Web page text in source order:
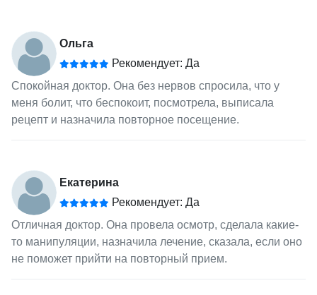
Ольга
Рекомендует: Да
Спокойная доктор. Она без нервов спросила, что у
меня болит, что беспокоит, посмотрела, выписала
рецепт и назначила повторное посещение.
Екатерина
Рекомендует: Да
Отличная доктор. Она провела осмотр, сделала какие-
то манипуляции, назначила лечение, сказала, если оно
не поможет прийти на повторный прием.